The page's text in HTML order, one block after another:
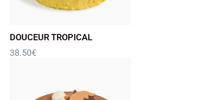
DOUCEUR TROPICAL
38.50€